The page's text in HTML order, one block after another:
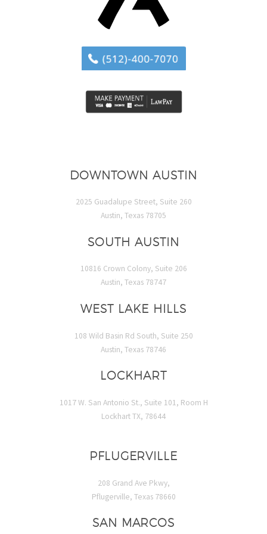
DOWNTOWN AUSTIN
2025 Guadalupe Street, Suite 260
Austin, Texas 78705
SOUTH AUSTIN
10816 Crown Colony, Suite 206
Austin, Texas 78747
WEST LAKE HILLS
108 Wild Basin Rd South, Suite 250
Austin, Texas 78746
LOCKHART
1017 W. San Antonio St., Suite 101, Room H
Lockhart TX, 78644
PFLUGERVILLE
208 Grand Ave Pkwy,
Pflugerville, Texas 78660
SAN MARCOS